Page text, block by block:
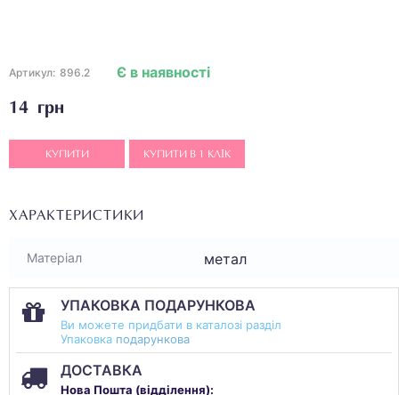
Артикул: 896.2
14 грн
Є в наявності
КУПИТИ КУПИТИ В 1 КЛІК
ХАРАКТЕРИСТИКИ
Матеріал метал
УПАКОВКА ПОДАРУНКОВА
Ви можете придбати в каталозі разділ
Упаковка подарункова
ДОСТАВКА
Нова Пошта (відділення):